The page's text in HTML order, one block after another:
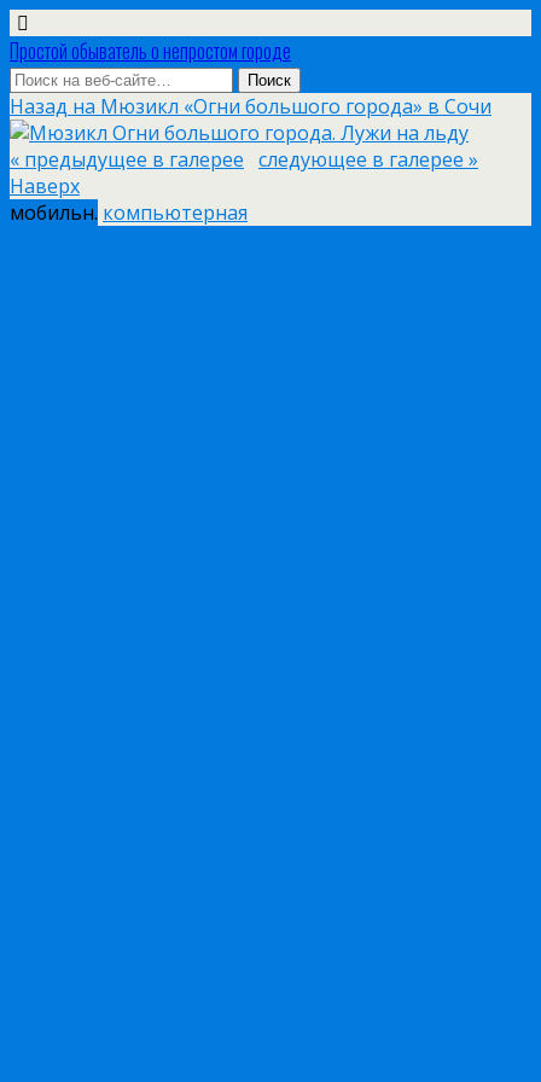
Простой обыватель о непростом городе
Назад на Мюзикл «Огни большого города» в Сочи
« предыдущее в галерее следующее в галерее »
Наверх
мобильн. компьютерная